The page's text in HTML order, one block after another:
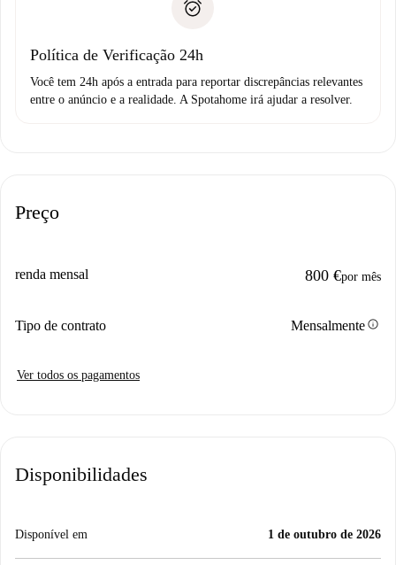
Débito direto bancário
não comunicar nenhum problema.
Política de Verificação 24h
Você tem 24h após a entrada para reportar discrepâncias relevantes
entre o anúncio e a realidade. A Spotahome irá ajudar a resolver.
Preço
renda mensal 800 €por mês
Tipo de contrato Mensalmenteinfo
Ver todos os pagamentos
Disponibilidades
Disponível em 1 de outubro de 2026